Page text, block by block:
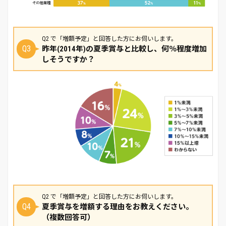
Q3
Q2 で「増額予定」と回答した方にお伺いします。
昨年(2014年)の夏季賞与と比較し、何％程度増加
しそうですか？
Q4
Q2 で「増額予定」と回答した方にお伺いします。
夏季賞与を増額する理由をお教えください。
（複数回答可）